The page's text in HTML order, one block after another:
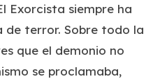
Exorcista siempre ha
de terror. Sobre todo la
que el demonio no
se proclamaba,